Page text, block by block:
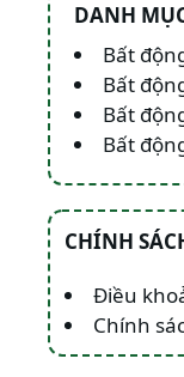
DANH
Bất
Bất
Bất
Bất
CHÍNH
Điều
Chính